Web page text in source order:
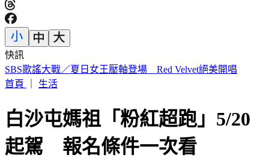
快訊
網傳台中「送肉粽到彰化芳苑殯儀館」化煞 鄉公所駁斥
首頁
生活
白沙屯媽祖「粉紅超跑」5/20
起駕 報名條件一次看